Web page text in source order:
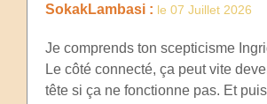
SokakLambasi : le 07 Juillet 2026
Je comprends ton scepticisme
Le côté connecté, ça peut vite
tête si ça ne fonctionne pas. Et